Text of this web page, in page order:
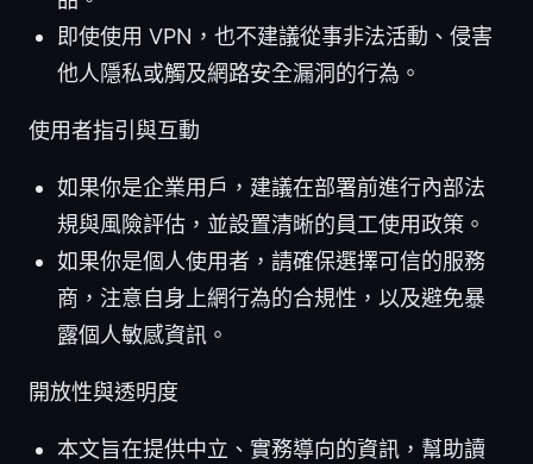
即使使用 VPN，也不建議從事非法活動、侵害
他人隱私或觸及網路安全漏洞的行為。
使用者指引與互動
如果你是企業用戶，建議在部署前進行內部法
規與風險評估，並設置清晰的員工使用政策。
如果你是個人使用者，請確保選擇可信的服務
商，注意自身上網行為的合規性，以及避免暴
露個人敏感資訊。
開放性與透明度
本文旨在提供中立、實務導向的資訊，幫助讀